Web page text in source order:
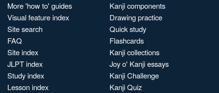
More 'how to' guides
Visual feature index
Site search
FAQ
Site index
JLPT index
Study index
Lesson index
Kanji components
Drawing practice
Quick study
Flashcards
Kanji collections
Joy o' Kanji essays
Kanji Challenge
Kanji Quiz